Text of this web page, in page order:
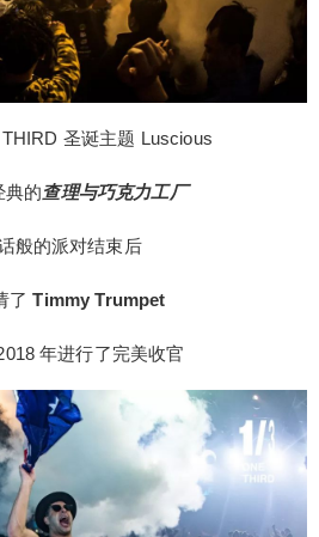
圣诞主题 Luscious
典的查理与巧克力工厂
般的派对结束后
了Timmy Trumpet
年进行了完美收官